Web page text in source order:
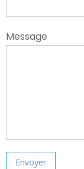
Message